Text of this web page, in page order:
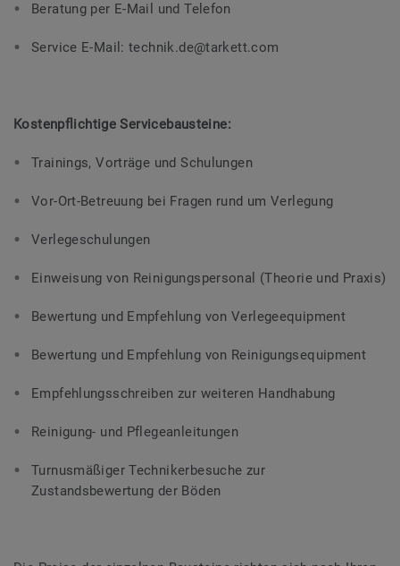
Beratung per E-Mail und Telefon
Service E-Mail: technik.de@tarkett.com
Kostenpflichtige Servicebausteine:
Trainings, Vorträge und Schulungen
Vor-Ort-Betreuung bei Fragen rund um Verlegung
Verlegeschulungen
Einweisung von Reinigungspersonal (Theorie und Praxis)
Bewertung und Empfehlung von Verlegeequipment
Bewertung und Empfehlung von Reinigungsequipment
Empfehlungsschreiben zur weiteren Handhabung
Reinigung- und Pflegeanleitungen
Turnusmäßiger Technikerbesuche zur
Zustandsbewertung der Böden